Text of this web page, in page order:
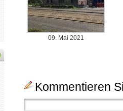
09. Mai 2021
Kommentieren